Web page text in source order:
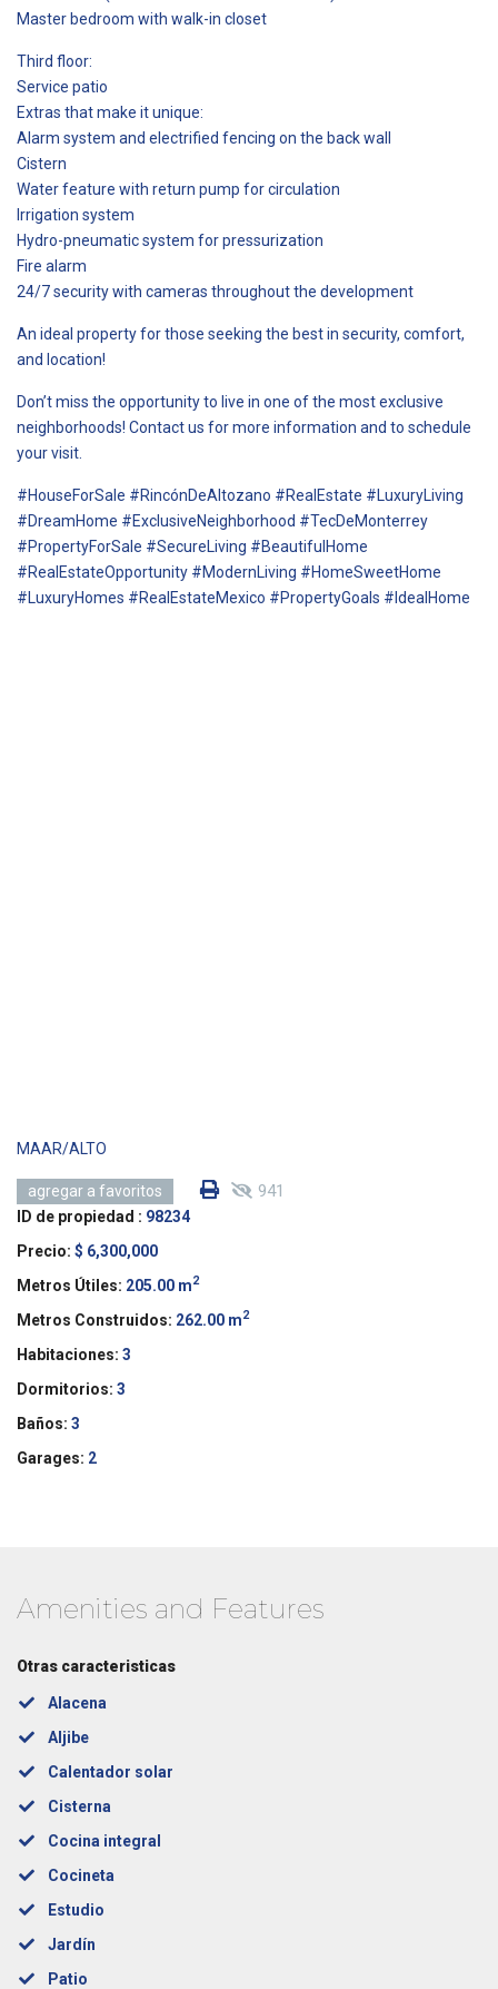
Master bedroom with walk-in closet
Third floor:
Service patio
Extras that make it unique:
Alarm system and electrified fencing on the back wall
Cistern
Water feature with return pump for circulation
Irrigation system
Hydro-pneumatic system for pressurization
Fire alarm
24/7 security with cameras throughout the development
An ideal property for those seeking the best in security, comfort,
and location!
Don’t miss the opportunity to live in one of the most exclusive
neighborhoods! Contact us for more information and to schedule
your visit.
#HouseForSale #RincónDeAltozano #RealEstate #LuxuryLiving
#DreamHome #ExclusiveNeighborhood #TecDeMonterrey
#PropertyForSale #SecureLiving #BeautifulHome
#RealEstateOpportunity #ModernLiving #HomeSweetHome
#LuxuryHomes #RealEstateMexico #PropertyGoals #IdealHome
MAAR/ALTO
agregar a favoritos 941
ID de propiedad : 98234
Precio: $ 6,300,000
Metros Útiles: 205.00 m2
Metros Construidos: 262.00 m2
Habitaciones: 3
Dormitorios: 3
Baños: 3
Garages: 2
Amenities and Features
Otras caracteristicas
Alacena
Aljibe
Calentador solar
Cisterna
Cocina integral
Cocineta
Estudio
Jardín
Patio